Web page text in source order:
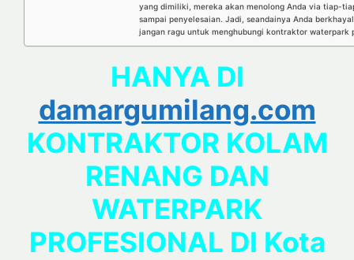
yang dimiliki, mereka akan menolong Anda via tiap-
sampai penyelesaian. Jadi, seandainya Anda
jangan ragu untuk menghubungi kontraktor waterpark
HANYA DI
damargumilang.com
KONTRAKTOR KOLAM
RENANG DAN
WATERPARK
PROFESIONAL DI Kota